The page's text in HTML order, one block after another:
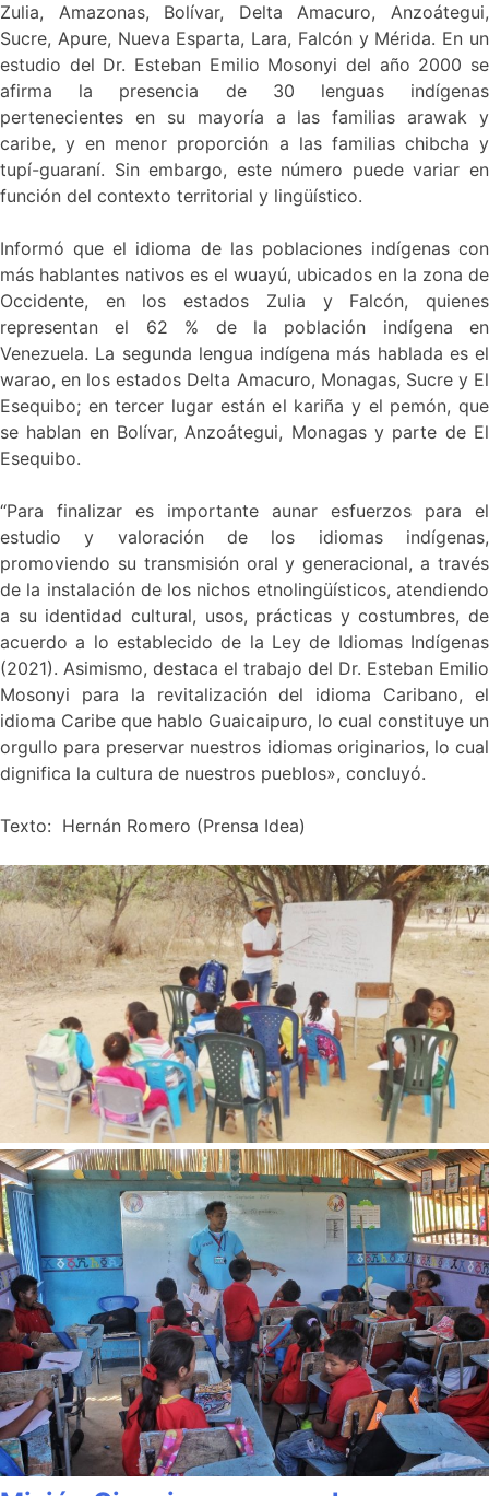
Zulia, Amazonas, Bolívar, Delta Amacuro, Anzoátegui,
Sucre, Apure, Nueva Esparta, Lara, Falcón y Mérida. En un
estudio del Dr. Esteban Emilio Mosonyi del año 2000 se
afirma la presencia de 30 lenguas indígenas
pertenecientes en su mayoría a las familias arawak y
caribe, y en menor proporción a las familias chibcha y
tupí-guaraní. Sin embargo, este número puede variar en
función del contexto territorial y lingüístico.
Informó que el idioma de las poblaciones indígenas con
más hablantes nativos es el wuayú, ubicados en la zona de
Occidente, en los estados Zulia y Falcón, quienes
representan el 62 % de la población indígena en
Venezuela. La segunda lengua indígena más hablada es el
warao, en los estados Delta Amacuro, Monagas, Sucre y El
Esequibo; en tercer lugar están el kariña y el pemón, que
se hablan en Bolívar, Anzoátegui, Monagas y parte de El
Esequibo.
“Para finalizar es importante aunar esfuerzos para el
estudio y valoración de los idiomas indígenas,
promoviendo su transmisión oral y generacional, a través
de la instalación de los nichos etnolingüísticos, atendiendo
a su identidad cultural, usos, prácticas y costumbres, de
acuerdo a lo establecido de la Ley de Idiomas Indígenas
(2021). Asimismo, destaca el trabajo del Dr. Esteban Emilio
Mosonyi para la revitalización del idioma Caribano, el
idioma Caribe que hablo Guaicaipuro, lo cual constituye un
orgullo para preservar nuestros idiomas originarios, lo cual
dignifica la cultura de nuestros pueblos», concluyó.
Texto: Hernán Romero (Prensa Idea)